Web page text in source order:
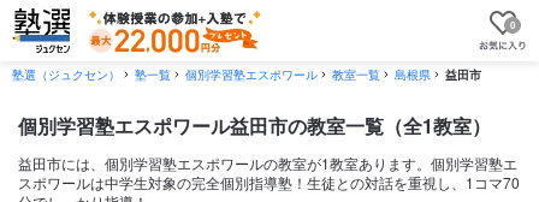
0
塾選（ジュクセン） 塾一覧 個別学習塾エスポワール 教室一覧 島根県 益田市
個別学習塾エスポワール益田市の教室一覧（全1教室）
益田市には、個別学習塾エスポワールの教室が1教室あります。個別学習塾エ
スポワールは中学生対象の完全個別指導塾！生徒との対話を重視し、1コマ70